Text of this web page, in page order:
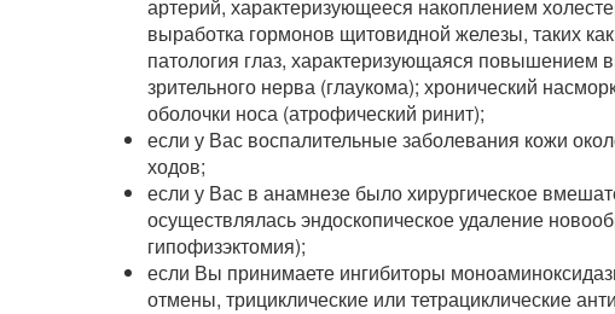
артерий, характеризующееся накоплением
выработка гормонов щитовидной железы, таких
патология глаз, характеризующаяся повышением
зрительного нерва (глаукома); хронический
оболочки носа (атрофический ринит);
если у Вас воспалительные заболевания кожи
ходов;
если у Вас в анамнезе было хирургическое
осуществлялась эндоскопическое удаление
гипофизэктомия);
если Вы принимаете ингибиторы
отмены, трициклические или тетрациклические